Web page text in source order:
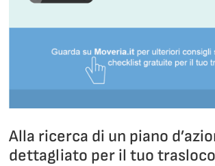
Alla ricerca di un piano
dettagliato per il tuo